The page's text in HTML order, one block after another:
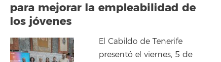
para mejorar la empleabilidad de
los jóvenes
El Cabildo de Tenerife
presentó el viernes, 5 de